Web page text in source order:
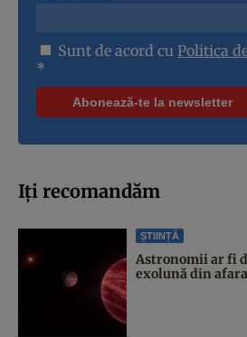
Sunt de acord cu Politica
*
Iți recomandăm
ȘTIINȚĂ
Astronomii ar fi
exolună din